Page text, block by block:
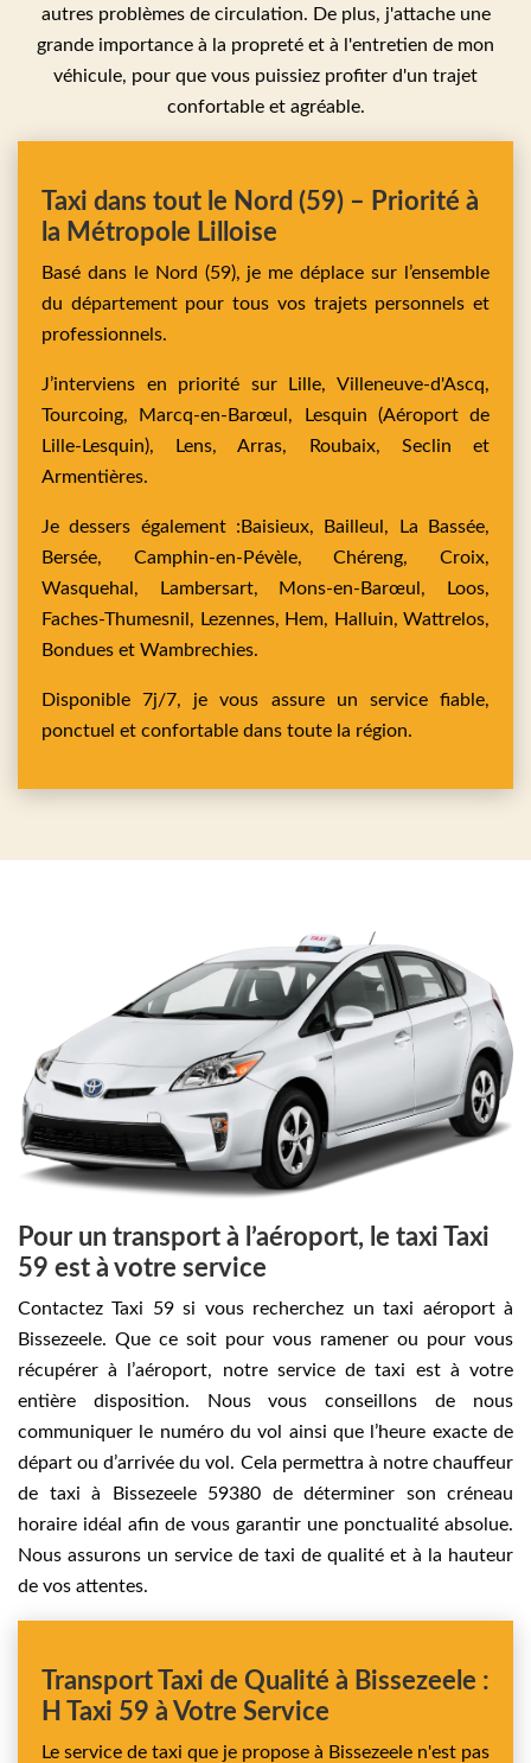
autres problèmes de circulation. De plus, j'attache une
grande importance à la propreté et à l'entretien de mon
véhicule, pour que vous puissiez profiter d'un trajet
confortable et agréable.
Taxi dans tout le Nord (59) – Priorité à
la Métropole Lilloise
Basé dans le Nord (59), je me déplace sur l’ensemble
du département pour tous vos trajets personnels et
professionnels.
J’interviens en priorité surLille,Villeneuve-d'Ascq,
Tourcoing,
Marcq-en-Barœul, Lesquin (Aéroport de
Lille-Lesquin), Lens,Arras, Roubaix, Seclin et
Armentières.
Je dessers également : Baisieux, Bailleul,
La Bassée,
Bersée, Camphin-en-Pévèle,Chéreng,Croix,
Wasquehal,
Lambersart, Mons-en-Barœul,
Loos,
Faches-Thumesnil, Lezennes, Hem, Halluin, Wattrelos,
Bondues et Wambrechies.
Disponible 7j/7, je vous assure un service fiable,
ponctuel et confortable dans toute la région.
Pour un transport à l’aéroport, le taxi Taxi
59 est à votre service
Contactez Taxi 59 si vous recherchez un taxi aéroport à
Bissezeele. Que ce soit pour vous ramener ou pour vous
récupérer à l’aéroport, notre service de taxi est à votre
entière disposition. Nous vous conseillons de nous
communiquer le numéro du vol ainsi que l’heure exacte de
départ ou d’arrivée du vol. Cela permettra à notre chauffeur
de taxi à Bissezeele 59380 de déterminer son créneau
horaire idéal afin de vous garantir une ponctualité absolue.
Nous assurons un service de taxi de qualité et à la hauteur
de vos attentes.
Transport Taxi de Qualité à Bissezeele :
H Taxi 59 à Votre Service
Le service de taxi que je propose à Bissezeele n'est pas